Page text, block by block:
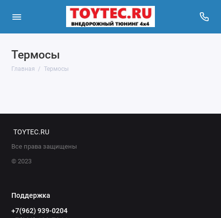
Термосы
Главная Термосы
TOYTEC.RU
Все права защищены
© 2023
Поддержка
+7(962) 939-0204